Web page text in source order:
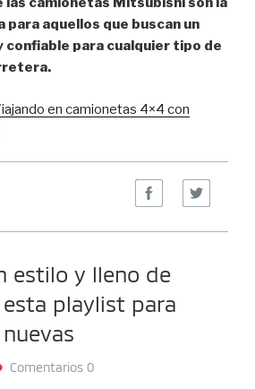
aquellos que buscan un
confiable para cualquier tipo de
en camionetas 4×4 con
estilo y lleno de
playlist para
Comentarios 0